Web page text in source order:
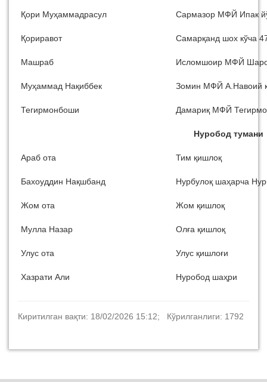
Қори Муҳаммадрасул Сармазор МФЙ Ипак
Қориравот Самарқанд шох кўча
Машраб Исломшоир МФЙ
Муҳаммад Нақиббек Зомин МФЙ А.Навоий
Тегирмонбоши Дамариқ МФЙ
Нуробод тумани
Араб ота Тим қишлоқ
Бахоуддин Нақшбанд Нурбулоқ шаҳарча
Жом ота Жом қишлоқ
Мулла Назар Олға қишлоқ
Улус ота Улус қишлоғи
Хазрати Али Нуробод шаҳри
Киритилган вақти: 18/02/2026 15:12; Кўрилганлиги: 1792